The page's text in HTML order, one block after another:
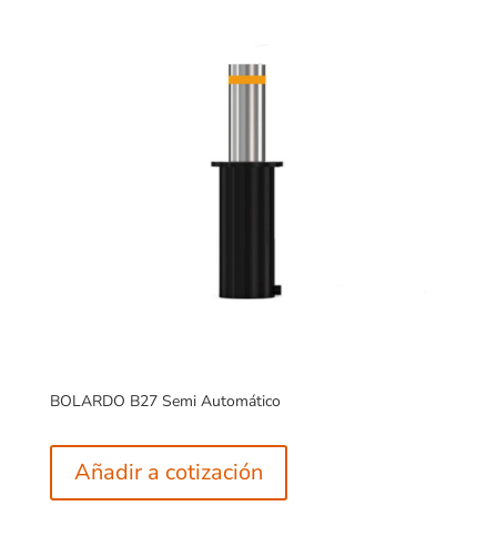
BOLARDO B27 Semi Automático
Añadir a cotización